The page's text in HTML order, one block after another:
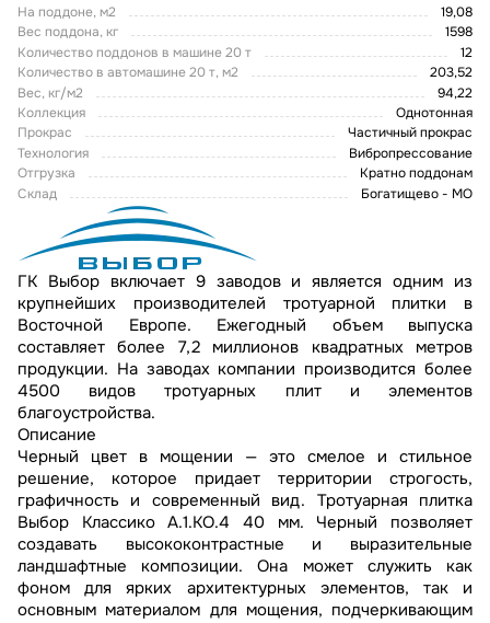
На поддоне, м2
19,08
Вес поддона, кг
1598
Количество поддонов в машине 20 т
12
Количество в автомашине 20 т, м2
203,52
Вес, кг/м2
94,22
Коллекция
Однотонная
Прокрас
Частичный прокрас
Технология
Вибропрессование
Отгрузка
Кратно поддонам
Склад
Богатищево - МО
ГК Выбор включает 9 заводов и является одним из
крупнейших производителей тротуарной плитки в
Восточной Европе. Ежегодный объем выпуска
составляет более 7,2 миллионов квадратных метров
продукции. На заводах компании производится более
4500 видов тротуарных плит и элементов
благоустройства.
Описание
Черный цвет в мощении — это смелое и стильное
решение, которое придает территории строгость,
графичность и современный вид. Тротуарная плитка
Выбор Классико А.1.КО.4 40 мм. Черный позволяет
создавать высококонтрастные и выразительные
ландшафтные композиции. Она может служить как
фоном для ярких архитектурных элементов, так и
основным материалом для мощения, подчеркивающим